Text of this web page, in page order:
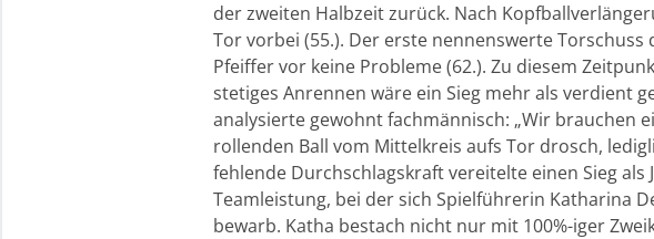
der zweiten Halbzeit zurück. Nach
Tor vorbei (55.). Der erste nennenswerte
Pfeiffer vor keine Probleme (62.). Zu diesem
stetiges Anrennen wäre ein Sieg mehr als verdient
analysierte gewohnt fachmännisch: „Wir brauchen
rollenden Ball vom Mittelkreis aufs Tor drosch,
fehlende Durchschlagskraft vereitelte einen Sieg
Teamleistung, bei der sich Spielführerin Katharina
bewarb. Katha bestach nicht nur mit 100%-iger